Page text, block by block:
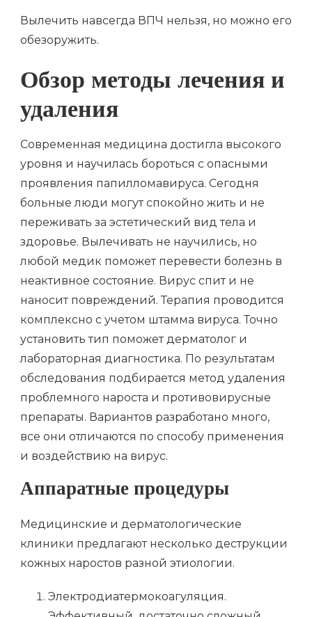
Вылечить навсегда ВПЧ нельзя, но можно его
обезоружить.
Обзор методы лечения и
удаления
Современная медицина достигла высокого
уровня и научилась бороться с опасными
проявления папилломавируса. Сегодня
больные люди могут спокойно жить и не
переживать за эстетический вид тела и
здоровье. Вылечивать не научились, но
любой медик поможет перевести болезнь в
неактивное состояние. Вирус спит и не
наносит повреждений. Терапия проводится
комплексно с учетом штамма вируса. Точно
установить тип поможет дерматолог и
лабораторная диагностика. По результатам
обследования подбирается метод удаления
проблемного нароста и противовирусные
препараты. Вариантов разработано много,
все они отличаются по способу применения
и воздействию на вирус.
Аппаратные процедуры
Медицинские и дерматологические
клиники предлагают несколько деструкции
кожных наростов разной этиологии.
Электродиатермокоагуляция.